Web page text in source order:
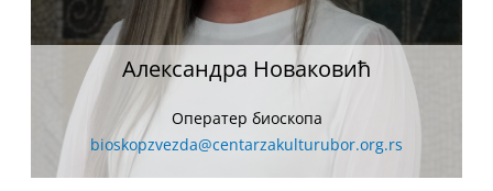
Александра Новаковић
Оператер биоскопа
bioskopzvezda@centarzakulturubor.org.rs